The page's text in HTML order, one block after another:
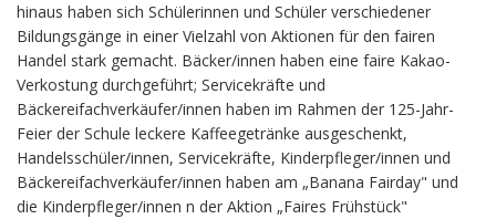
hinaus haben sich Schülerinnen und Schüler verschiedener
Bildungsgänge in einer Vielzahl von Aktionen für den fairen
Handel stark gemacht. Bäcker/innen haben eine faire Kakao-
Verkostung durchgeführt; Servicekräfte und
Bäckereifachverkäufer/innen haben im Rahmen der 125-Jahr-
Feier der Schule leckere Kaffeegetränke ausgeschenkt,
Handelsschüler/innen, Servicekräfte, Kinderpfleger/innen und
Bäckereifachverkäufer/innen haben am „Banana Fairday" und
die Kinderpfleger/innen n der Aktion „Faires Frühstück"